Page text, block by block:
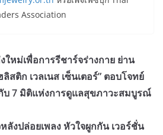
Association
ใหม่เพื่อการรีชาร์จร่างกาย ย่าน
สติก เวลเนส เซ็นเตอร์” ตอบโจทย์
บ 7 มิติแห่งการดูแลสุขภาวะสมบูรณ์
ลังปล่อยเพลง หัวใจผูกกัน เวอร์ชั่น